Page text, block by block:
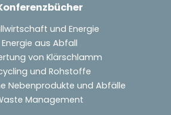
und Energie
Energie aus Abfall
von Klärschlamm
und Rohstoffe
Nebenprodukte und Abfälle
Management